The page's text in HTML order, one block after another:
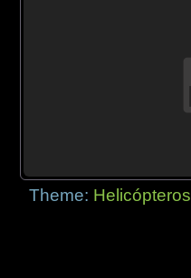
Theme: Helicópteros